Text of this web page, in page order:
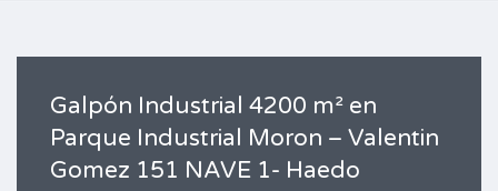
Galpón Industrial 4200 m² en
Parque Industrial Moron – Valentin
Gomez 151 NAVE 1- Haedo